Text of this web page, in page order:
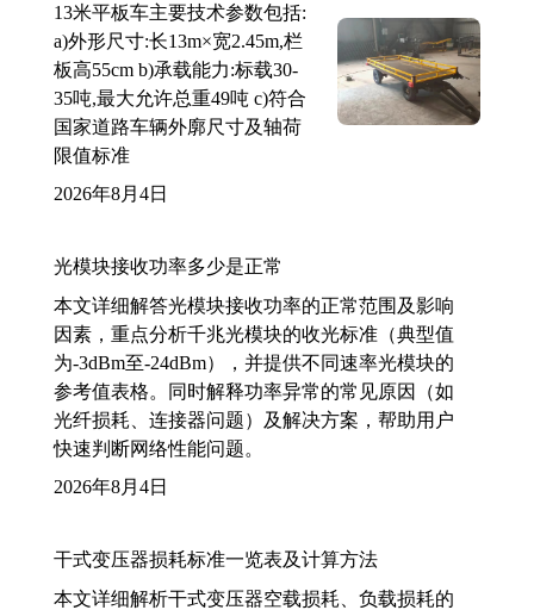
13米平板车主要技术参数包括:
a)外形尺寸:长13m×宽2.45m,栏
板高55cm b)承载能力:标载30-
35吨,最大允许总重49吨 c)符合
国家道路车辆外廓尺寸及轴荷
限值标准
2026年8月4日
光模块接收功率多少是正常
本文详细解答光模块接收功率的正常范围及影响
因素，重点分析千兆光模块的收光标准（典型值
为-3dBm至-24dBm），并提供不同速率光模块的
参考值表格。同时解释功率异常的常见原因（如
光纤损耗、连接器问题）及解决方案，帮助用户
快速判断网络性能问题。
2026年8月4日
干式变压器损耗标准一览表及计算方法
本文详细解析干式变压器空载损耗、负载损耗的